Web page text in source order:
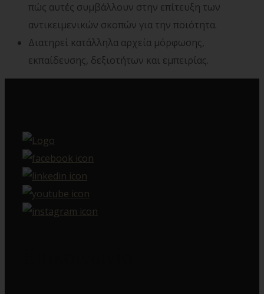
πώς αυτές συμβάλλουν στην επίτευξη των
αντικειμενικών σκοπών για την ποιότητα.
Διατηρεί κατάλληλα αρχεία μόρφωσης,
εκπαίδευσης, δεξιοτήτων και εμπειρίας.